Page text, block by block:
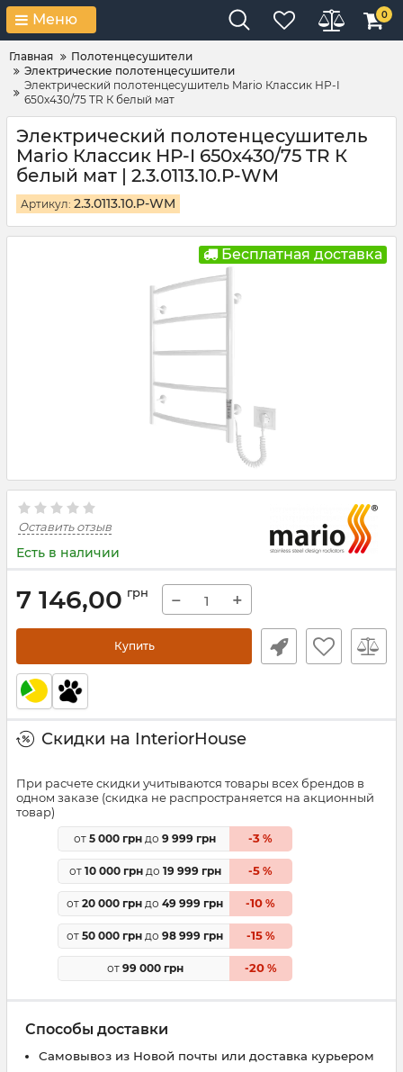
Меню 0
Главная
Полотенцесушители
Электрические полотенцесушители
Электрический полотенцесушитель Mario Классик НР-I
650х430/75 TR К белый мат
Электрический полотенцесушитель
Mario Классик НР-I 650х430/75 TR К
белый мат | 2.3.0113.10.P-WM
Артикул: 2.3.0113.10.P-WM
Бесплатная доставка
Оставить отзыв
Есть в наличии
7 146,00 грн − +
Купить
Скидки на InteriorHouse
При расчете скидки учитываются товары всех брендов в
одном заказе (скидка не распространяется на акционный
товар)
от 5 000 грн до 9 999 грн -3 %
от 10 000 грндо 19 999 грн -5 %
от 20 000 грн до 49 999 грн -10 %
от 50 000 грн до 98 999 грн -15%
от 99 000 грн -20%
Способы доставки
Самовывоз из Новой почты или доставка курьером